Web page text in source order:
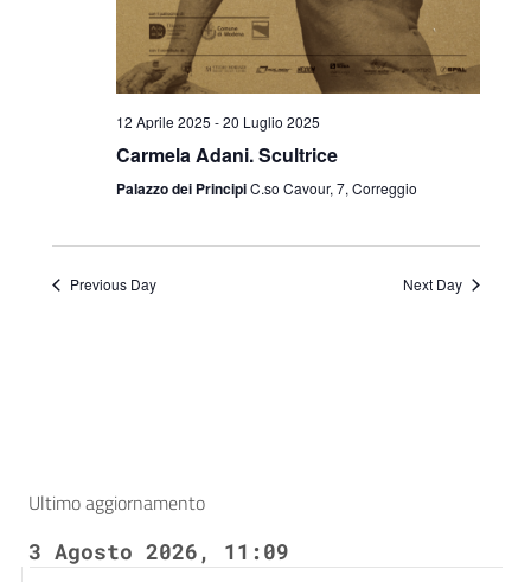
12 Aprile 2025 -20 Luglio 2025
Carmela Adani. Scultrice
Palazzo dei PrincipiC.so Cavour, 7, Correggio
Previous Day Next Day
Ultimo aggiornamento
3 Agosto 2026, 11:09